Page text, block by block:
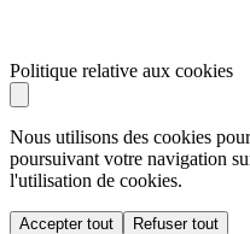
Politique relative aux cookies
Nous utilisons des cookies
poursuivant votre navigation
l'utilisation de cookies.
Accepter tout Refuser tout